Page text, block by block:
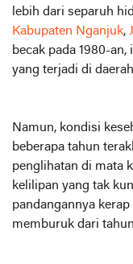
lebih dari separuh
Kabupaten Nganjuk,
becak pada 1980-
yang terjadi di
Namun, kondisi
beberapa tahun
penglihatan di mata
kelilipan yang tak
pandangannya
memburuk dari